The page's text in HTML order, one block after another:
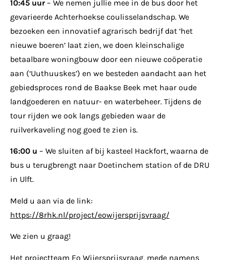
10:45 uur– We nemen jullie mee in de bus door het
gevarieerde Achterhoekse coulisselandschap. We
bezoeken een innovatief agrarisch bedrijf dat ‘het
nieuwe boeren’ laat zien, we doen kleinschalige
betaalbare woningbouw door een nieuwe coöperatie
aan (‘Uuthuuskes’) en we besteden aandacht aan het
gebiedsproces rond de Baakse Beek met haar oude
landgoederen en natuur- en waterbeheer. Tijdens de
tour rijden we ook langs gebieden waar de
ruilverkaveling nog goed te zien is.
16:00 u – We sluiten af bij kasteel Hackfort, waarna de
bus u terugbrengt naar Doetinchem station of de DRU
in Ulft.
Meld u aan via de link:
https://8rhk.nl/project/eowijersprijsvraag/
We zien u graag!
Het projectteam Eo Wijersprijsvraag, mede namens